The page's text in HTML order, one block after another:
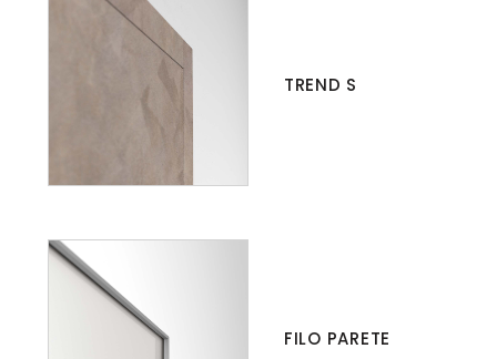
TREND S
FILO PARETE